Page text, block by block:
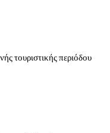
τουριστικής περιόδου